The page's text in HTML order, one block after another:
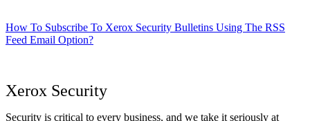
How To Subscribe To Xerox Security Bulletins Using The RSS
Feed Email Option?
Xerox Security
Security is critical to every business, and we take it seriously at